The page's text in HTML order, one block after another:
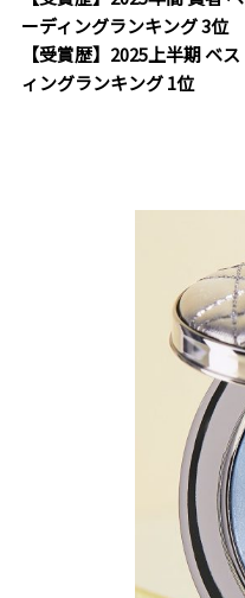
ーディングランキング 3位
【受賞歴】2025上半期 ベ
ィングランキング 1位